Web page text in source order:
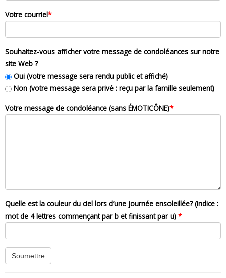
Votre courriel*
Souhaitez-vous afficher votre message de condoléances sur notre
site Web ?
Oui (votre message sera rendu public et affiché)
Non (votre message sera privé : reçu par la famille seulement)
Votre message de condoléance (sans ÉMOTICÔNE)*
Quelle est la couleur du ciel lors d’une journée ensoleillée? (indice :
mot de 4 lettres commençant par b et finissant par u) *